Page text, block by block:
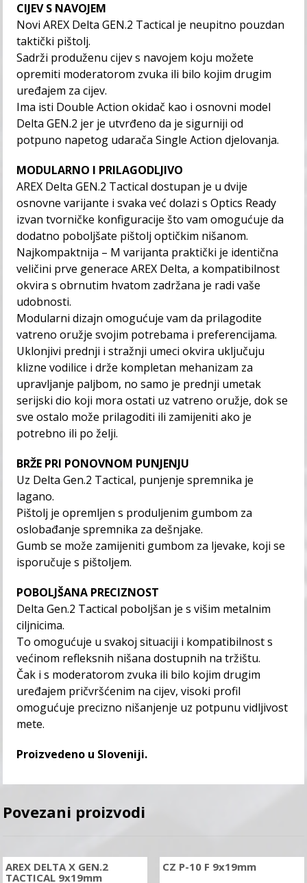
CIJEV S NAVOJEM
Novi AREX Delta GEN.2 Tactical je neupitno pouzdan
taktički pištolj.
Sadrži produženu cijev s navojem koju možete
opremiti moderatorom zvuka ili bilo kojim drugim
uređajem za cijev.
Ima isti Double Action okidač kao i osnovni model
Delta GEN.2 jer je utvrđeno da je sigurniji od
potpuno napetog udarača Single Action djelovanja.
MODULARNO I PRILAGODLJIVO
AREX Delta GEN.2 Tactical dostupan je u dvije
osnovne varijante i svaka već dolazi s Optics Ready
izvan tvorničke konfiguracije što vam omogućuje da
dodatno poboljšate pištolj optičkim nišanom.
Najkompaktnija – M varijanta praktički je identična
veličini prve generace AREX Delta, a kompatibilnost
okvira s obrnutim hvatom zadržana je radi vaše
udobnosti.
Modularni dizajn omogućuje vam da prilagodite
vatreno oružje svojim potrebama i preferencijama.
Uklonjivi prednji i stražnji umeci okvira uključuju
klizne vodilice i drže kompletan mehanizam za
upravljanje paljbom, no samo je prednji umetak
serijski dio koji mora ostati uz vatreno oružje, dok se
sve ostalo može prilagoditi ili zamijeniti ako je
potrebno ili po želji.
BRŽE PRI PONOVNOM PUNJENJU
Uz Delta Gen.2 Tactical, punjenje spremnika je
lagano.
Pištolj je opremljen s produljenim gumbom za
oslobađanje spremnika za dešnjake.
Gumb se može zamijeniti gumbom za ljevake, koji se
isporučuje s pištoljem.
POBOLJŠANA PRECIZNOST
Delta Gen.2 Tactical poboljšan je s višim metalnim
ciljnicima.
To omogućuje u svakoj situaciji i kompatibilnost s
većinom refleksnih nišana dostupnih na tržištu.
Čak i s moderatorom zvuka ili bilo kojim drugim
uređajem pričvršćenim na cijev, visoki profil
omogućuje precizno nišanjenje uz potpunu vidljivost
mete.
Proizvedeno u Sloveniji.
Povezani proizvodi
AREX DELTA X GEN.2
TACTICAL 9x19mm
CZ P-10 F 9x19mm